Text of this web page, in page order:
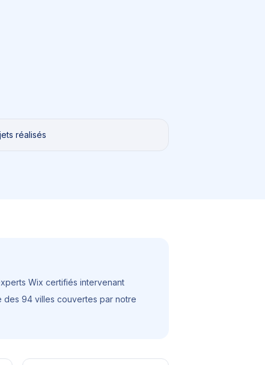
réalisés
Wix certifiés intervenant
des 94 villes couvertes par notre